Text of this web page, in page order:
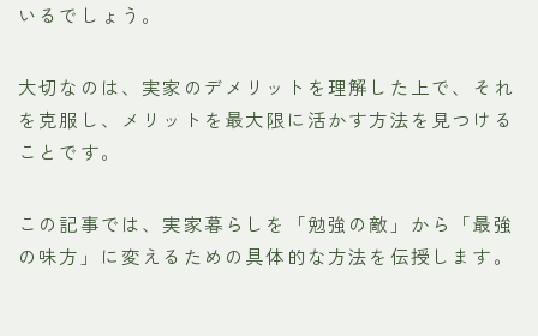
いるでしょう。
大切なのは、実家のデメリットを理解した上で、それ
を克服し、メリットを最大限に活かす方法を見つける
ことです。
この記事では、実家暮らしを「勉強の敵」から「最強
の味方」に変えるための具体的な方法を伝授します。